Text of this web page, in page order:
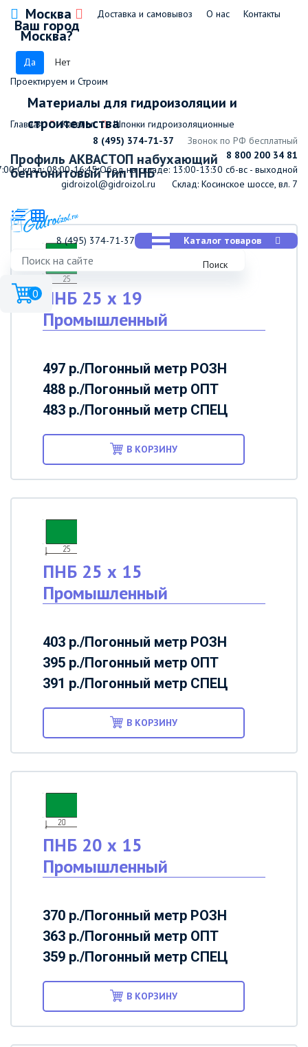
Москва
Ваш город
Москва?
Да Нет
Доставка и самовывоз О нас Контакты
Проектируем и Строим
Материалы для гидроизоляции и
строительства
8 (495) 374-71-37
Звонок по РФ бесплатный
8 800 200 34 81
Склад: 08:00-16:45Обед на складе: 13:00-13:30 сб-вс - выходной
gidroizol@gidroizol.ru
Склад: Косинское шоссе, вл. 7
8 (495) 374-71-37
Каталог товаров
Поиск
0
Главная Каталог Шпонки гидроизоляционные
Профиль АКВАСТОП набухающий
бентонитовый тип ПНБ
ПНБ 25 х 19
Промышленный
497 р./Погонный метр РОЗН
488 р./Погонный метр ОПТ
483 р./Погонный метр СПЕЦ
В КОРЗИНУ
ПНБ 25 х 15
Промышленный
403 р./Погонный метр РОЗН
395 р./Погонный метр ОПТ
391 р./Погонный метр СПЕЦ
В КОРЗИНУ
ПНБ 20 х 15
Промышленный
370 р./Погонный метр РОЗН
363 р./Погонный метр ОПТ
359 р./Погонный метр СПЕЦ
В КОРЗИНУ